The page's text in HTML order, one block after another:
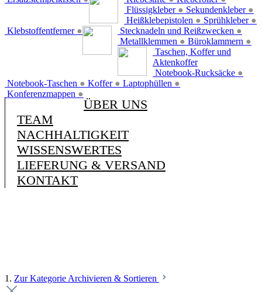
Flüssigkleber ● Sekundenkleber ●
Heißklebepistolen ● Sprühkleber ●
Klebstoffentferner ● Stecknadeln und Reißzwecken ●
Metallklemmen ● Büroklammern ●
Taschen, Koffer und
Aktenkoffer
Notebook-Rucksäcke ●
Notebook-Taschen ● Koffer ● Laptophüllen ●
Konferenzmappen ●
ÜBER UNS
TEAM
NACHHALTIGKEIT
WISSENSWERTES
LIEFERUNG & VERSAND
KONTAKT
1. Zur Kategorie Archivieren & Sortieren